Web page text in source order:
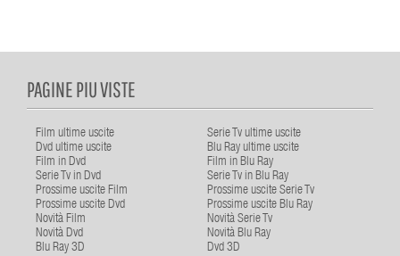
PAGINE PIU VISTE
Film ultime uscite
Serie Tv ultime uscite
Dvd ultime uscite
Blu Ray ultime uscite
Film in Dvd
Film in Blu Ray
Serie Tv in Dvd
Serie Tv in Blu Ray
Prossime uscite Film
Prossime uscite Serie Tv
Prossime uscite Dvd
Prossime uscite Blu Ray
Novità Film
Novità Serie Tv
Novità Dvd
Novità Blu Ray
Blu Ray 3D
Dvd 3D